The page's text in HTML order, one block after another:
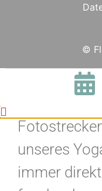
©
BLEIBE IN
unseres
immer